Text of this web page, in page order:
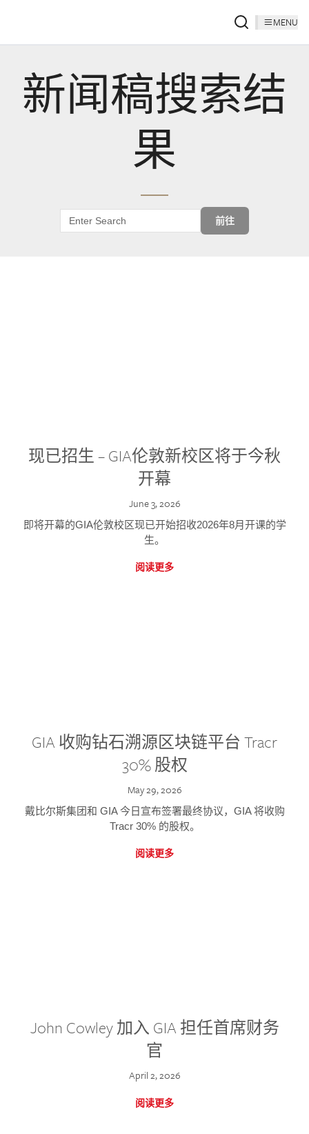
MENU
新闻稿搜索结
果
前往
现已招生 – GIA伦敦新校区将于今秋
开幕
June 3, 2026
即将开幕的GIA伦敦校区现已开始招收2026年8月开课的学
生。
阅读更多
GIA 收购钻石溯源区块链平台 Tracr
30% 股权
May 29, 2026
戴比尔斯集团和 GIA 今日宣布签署最终协议，GIA 将收购
Tracr 30% 的股权。
阅读更多
John Cowley 加入 GIA 担任首席财务
官
April 2, 2026
阅读更多